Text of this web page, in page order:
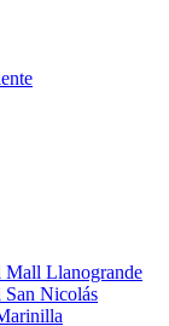
Mall Llanogrande
San Nicolás